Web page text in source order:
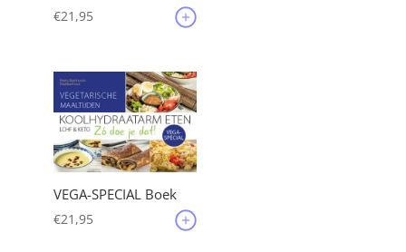
€21,95
VEGA-SPECIAL Boek
€21,95